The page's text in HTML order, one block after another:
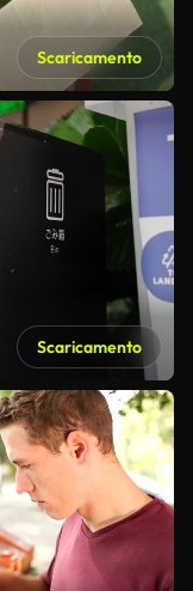
Scaricamento
Scaricamento